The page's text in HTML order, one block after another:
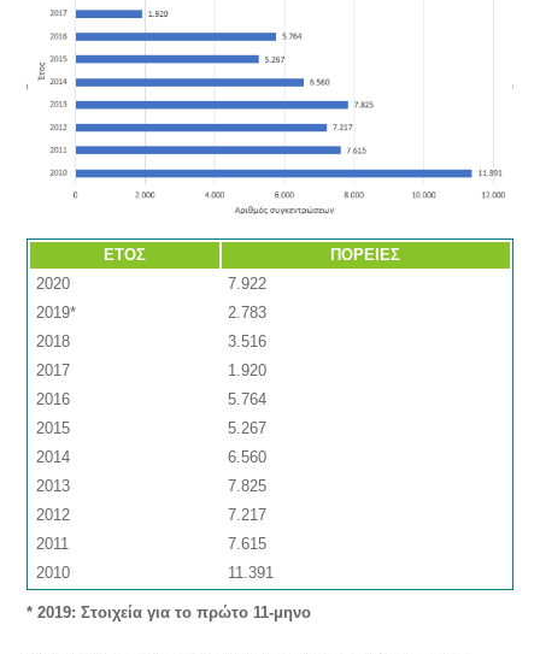
ΕΤΟΣ
ΠΟΡΕΙΕΣ
2020
7.922
2019*
2.783
2018
3.516
2017
1.920
2016
5.764
2015
5.267
2014
6.560
2013
7.825
2012
7.217
2011
7.615
2010
11.391
* 2019: Στοιχεία για το πρώτο 11-μηνο